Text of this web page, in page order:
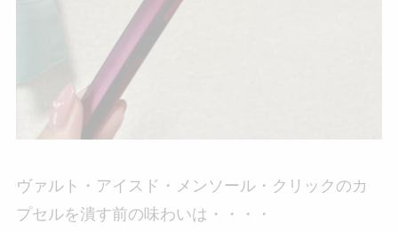
ヴァルト・アイスド・メンソール・クリックのカ
プセルを潰す前の味わいは・・・・